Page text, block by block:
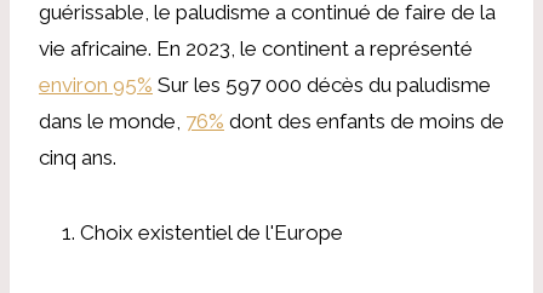
guérissable, le paludisme a continué de faire de la
vie africaine. En 2023, le continent a représenté
environ 95% Sur les 597 000 décès du paludisme
dans le monde, 76% dont des enfants de moins de
cinq ans.
Choix existentiel de l'Europe